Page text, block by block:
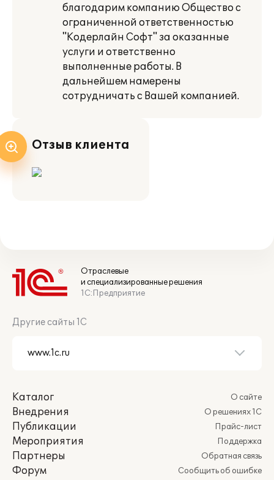
благодарим компанию Общество с
ограниченной ответственностью
"Кодерлайн Софт" за оказанные
услуги и ответственно
выполненные работы. В
дальнейшем намерены
сотрудничать с Вашей компанией.
Отзыв клиента
Отраслевые
и специализированные решения
1С:Предприятие
Другие сайты 1С
Каталог
Внедрения
Публикации
Мероприятия
Партнеры
Форум
О сайте
О решениях 1С
Прайс-лист
Поддержка
Обратная связь
Сообщить об ошибке